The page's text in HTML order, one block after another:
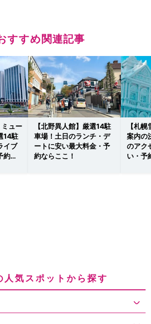
すすめ関連記事
ミュー
14駐
イブ
約は
【北野異人館】厳選14駐
車場！土日のランチ・デ
ートに安い最大料金・予
約ならここ！
【札
案内の
のアク
い・予
人気スポットから探す